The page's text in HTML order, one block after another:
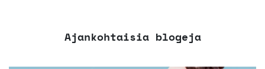
Ajankohtaisia blogeja